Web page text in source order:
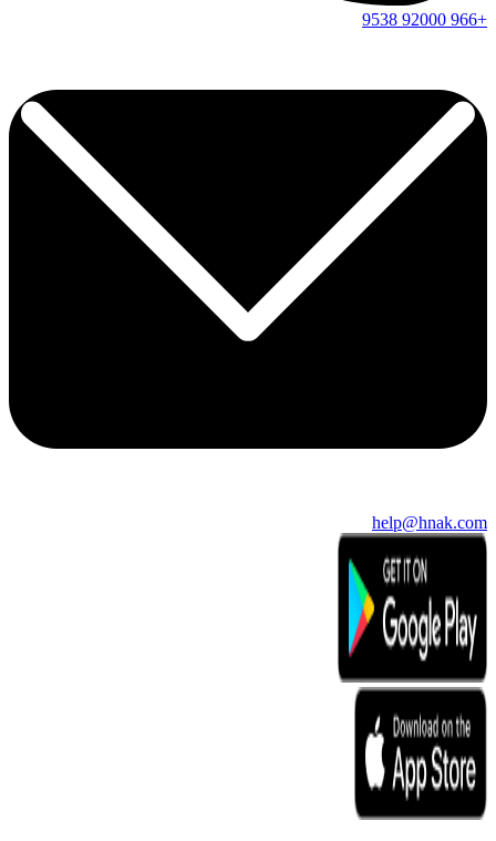
+966
92000
9538
help@hnak.com